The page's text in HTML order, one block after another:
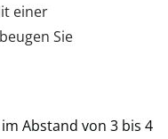
einer
Sie
Abstand von 3 bis 4